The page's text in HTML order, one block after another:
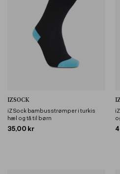
IZSOCK
iZ Sock bambusstrømper i turkis
hæl og tå til børn
35,00 kr